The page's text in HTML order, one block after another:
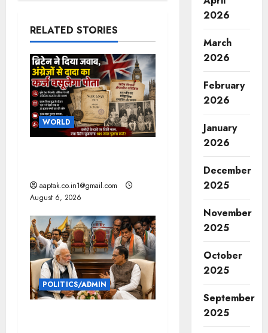
a
v
i
g
a
i
o
n
RELATED STORIES
WORLD
aaptak.co.in1@gmail.com
August 6, 2026
POLITICS/ADMIN
2026
March
2026
February
2026
January
2026
December
2025
November
2025
October
2025
September
2025